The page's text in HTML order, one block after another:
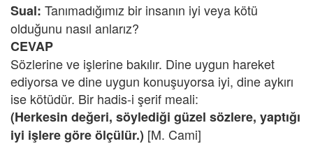
Sual: Tanımadığımız bir insanın iyi veya kötü
olduğunu nasıl anlarız?
CEVAP
Sözlerine ve işlerine bakılır. Dine uygun hareket
ediyorsa ve dine uygun konuşuyorsa iyi, dine aykırı
ise kötüdür. Bir hadis-i şerif meali:
(Herkesin değeri, söylediği güzel sözlere, yaptığı
iyi işlere göre ölçülür.) [M. Cami]